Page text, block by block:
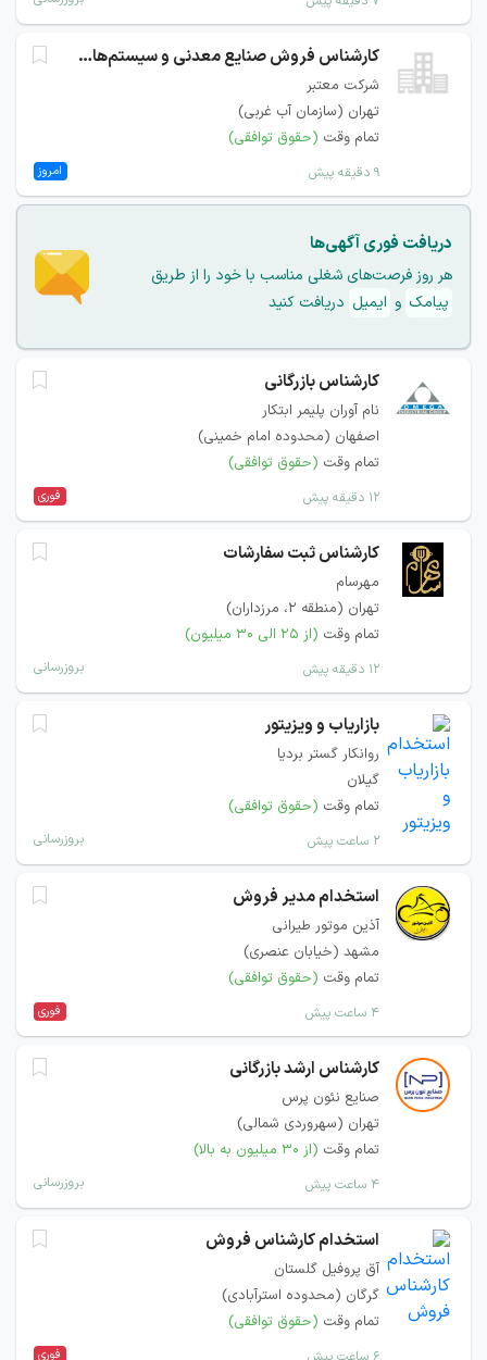
کارشناس فروش صنایع معدنی و سیستم‌های دوار
شرکت معتبر
تهران (سازمان آب غربی)
تمام وقت (حقوق توافقی)
۹ دقیقه پیش امروز
دریافت فوری آگهی‌ها
هر روز فرصت‌های شغلی مناسب با خود را از طریق
پیامک و ایمیل دریافت کنید
کارشناس بازرگانی
نام آوران پلیمر ابتکار
اصفهان (محدوده امام خمینی)
تمام وقت (حقوق توافقی)
۱۲ دقیقه پیش فوری
کارشناس ثبت سفارشات
مهرسام
تهران (منطقه ۲، مرزداران)
تمام وقت (از ۲۵ الی ۳۰ میلیون)
۱۲ دقیقه پیش بروزرسانی
بازاریاب و ویزیتور
روانکار گستر بردیا
گیلان
تمام وقت (حقوق توافقی)
۲ ساعت پیش بروزرسانی
استخدام مدیر فروش
آذین موتور طیرانی
مشهد (خیابان عنصری)
تمام وقت (حقوق توافقی)
۴ ساعت پیش فوری
کارشناس ارشد بازرگانی
صنایع نئون پرس
تهران (سهروردی شمالی)
تمام وقت (از ۳۰ میلیون به بالا)
۴ ساعت پیش بروزرسانی
استخدام کارشناس فروش
آق پروفیل گلستان
گرگان (محدوده استرآبادی)
تمام وقت (حقوق توافقی)
فوری